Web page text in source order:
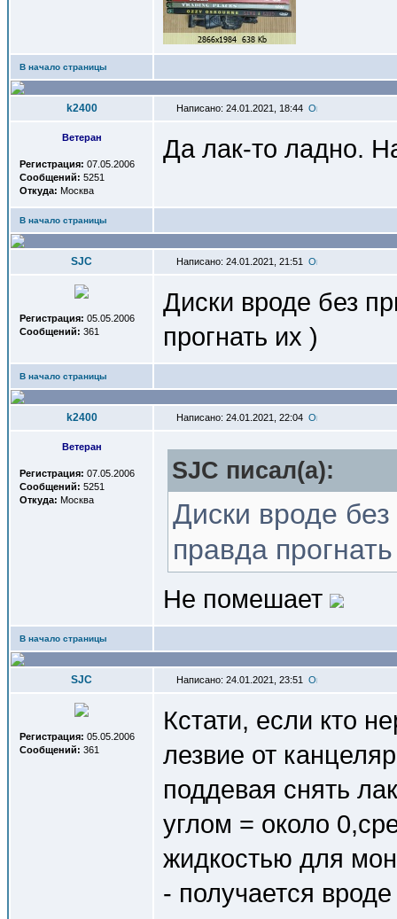
В начало страницы
k2400 Написано: 24.01.2021, 18:44
Ветеран
Регистрация: 07.05.2006
Сообщений: 5251
Откуда: Москва
Да лак-то ладно.
В начало страницы
SJC Написано: 24.01.2021, 21:51
Регистрация: 05.05.2006
Сообщений: 361
Диски вроде без
прогнать их )
В начало страницы
k2400 Написано: 24.01.2021, 22:04
Ветеран
Регистрация: 07.05.2006
Сообщений: 5251
Откуда: Москва
SJC писал(a):
Диски вроде
правда
Не помешает
В начало страницы
SJC Написано: 24.01.2021, 23:51
Регистрация: 05.05.2006
Сообщений: 361
Кстати, если кто
лезвие от
поддевая снять
углом = около
жидкостью для
- получается